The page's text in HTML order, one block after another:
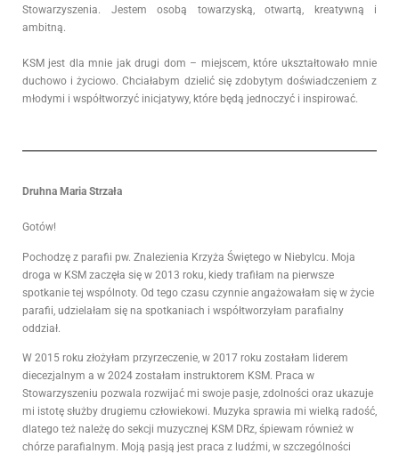
Stowarzyszenia. Jestem osobą towarzyską, otwartą, kreatywną i
ambitną.
KSM jest dla mnie jak drugi dom – miejscem, które ukształtowało mnie
duchowo i życiowo. Chciałabym dzielić się zdobytym doświadczeniem z
młodymi i współtworzyć inicjatywy, które będą jednoczyć i inspirować.
Druhna Maria Strzała
Gotów!
Pochodzę z parafii pw. Znalezienia Krzyża Świętego w Niebylcu. Moja
droga w KSM zaczęła się w 2013 roku, kiedy trafiłam na pierwsze
spotkanie tej wspólnoty. Od tego czasu czynnie angażowałam się w życie
parafii, udzielałam się na spotkaniach i współtworzyłam parafialny
oddział.
W 2015 roku złożyłam przyrzeczenie, w 2017 roku zostałam liderem
diecezjalnym a w 2024 zostałam instruktorem KSM. Praca w
Stowarzyszeniu pozwala rozwijać mi swoje pasje, zdolności oraz ukazuje
mi istotę służby drugiemu człowiekowi. Muzyka sprawia mi wielką radość,
dlatego też należę do sekcji muzycznej KSM DRz, śpiewam również w
chórze parafialnym. Moją pasją jest praca z ludźmi, w szczególności